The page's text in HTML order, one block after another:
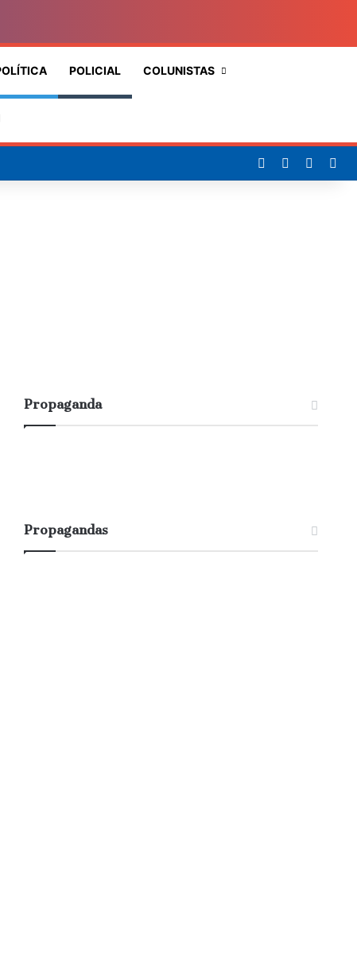
POLICIAL COLUNISTAS
Procurar
por
Facebook
Propaganda
Propagandas